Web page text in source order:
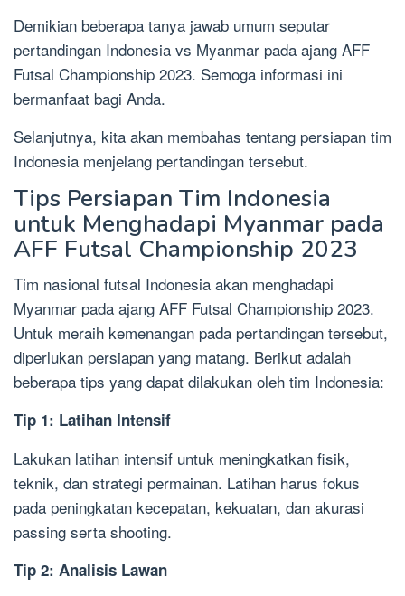
Demikian beberapa tanya jawab umum seputar
pertandingan Indonesia vs Myanmar pada ajang AFF
Futsal Championship 2023. Semoga informasi ini
bermanfaat bagi Anda.
Selanjutnya, kita akan membahas tentang persiapan tim
Indonesia menjelang pertandingan tersebut.
Tips Persiapan Tim Indonesia
untuk Menghadapi Myanmar pada
AFF Futsal Championship 2023
Tim nasional futsal Indonesia akan menghadapi
Myanmar pada ajang AFF Futsal Championship 2023.
Untuk meraih kemenangan pada pertandingan tersebut,
diperlukan persiapan yang matang. Berikut adalah
beberapa tips yang dapat dilakukan oleh tim Indonesia:
Tip 1: Latihan Intensif
Lakukan latihan intensif untuk meningkatkan fisik,
teknik, dan strategi permainan. Latihan harus fokus
pada peningkatan kecepatan, kekuatan, dan akurasi
passing serta shooting.
Tip 2: Analisis Lawan